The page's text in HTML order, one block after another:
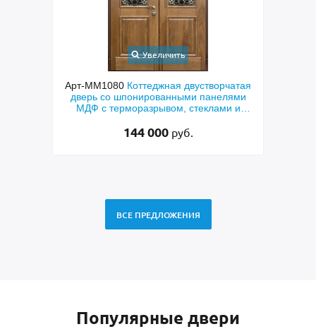
Увеличить
Арт-ММ578Входная утепленная дверь с
терморазрывом, белыми наличниками,
коричневыми плитами МДФ (окрас по
48 500руб.
ВСЕ ПРЕДЛОЖЕНИЯ
Популярные двери